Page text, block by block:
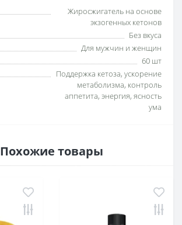
Жиросжигатель на основе
экзогенных кетонов
Без вкуса
Для мужчин и женщин
60 шт
Поддержка кетоза, ускорение
метаболизма, контроль
аппетита, энергия, ясность
ума
Похожие товары